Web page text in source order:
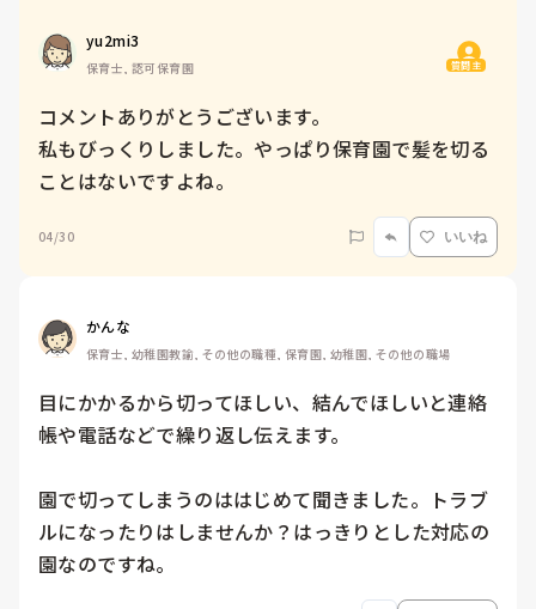
yu2mi3
保育士, 認可保育園 質問主
コメントありがとうございます。
私もびっくりしました。やっぱり保育園で髪を切る
ことはないですよね。
04/30 いいね
かんな
保育士, 幼稚園教諭, その他の職種, 保育園, 幼稚園, その他の職場
目にかかるから切ってほしい、結んでほしいと連絡
帳や電話などで繰り返し伝えます。
園で切ってしまうのははじめて聞きました。トラブ
ルになったりはしませんか？はっきりとした対応の
園なのですね。